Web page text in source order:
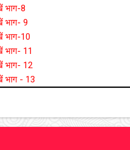
भाग-8
भाग- 9
भाग-10
भाग- 11
भाग- 12
भाग - 13